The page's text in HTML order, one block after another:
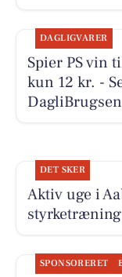
DAGLIGVARER
Spier PS vin
kun 12 kr. -
DagliBrugsen
DET SKER
Aktiv uge i
SPONSORERET